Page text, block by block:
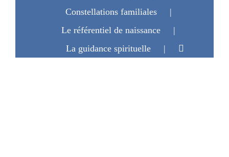
Constellations familiales
Le référentiel de naissance
La guidance spirituelle